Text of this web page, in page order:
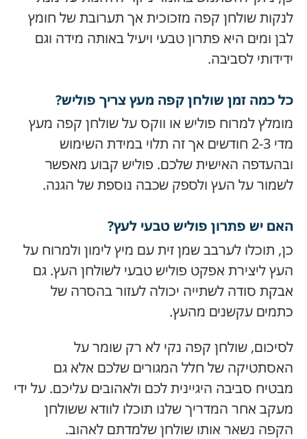
לנקות שולחן קפה מזכוכית אך תערובת של חומץ
לבן ומים היא פתרון טבעי ויעיל באותה מידה וגם
ידידותי לסביבה.
כל כמה זמן שולחן קפה מעץ צריך פוליש?
מומלץ למרוח פוליש או ווקס על שולחן קפה מעץ
מדי 2-3 חודשים אך זה תלוי במידת השימוש
ובהעדפה האישית שלכם. פוליש קבוע מאפשר
לשמור על העץ ולספק שכבה נוספת של הגנה.
האם יש פתרון פוליש טבעי לעץ?
כן, תוכלו לערבב שמן זית עם מיץ לימון ולמרוח על
העץ ליצירת אפקט פוליש טבעי לשולחן העץ. גם
אבקת סודה לשתייה יכולה לעזור בהסרה של
כתמים עקשנים מהעץ.
לסיכום, שולחן קפה נקי לא רק שומר על
האסתטיקה של חלל המגורים שלכם אלא גם
מבטיח סביבה היגיינית לכם ולאהובים עליכם. על ידי
מעקב אחר המדריך שלנו תוכלו לוודא ששולחן
הקפה נשאר אותו שולחן שלמדתם לאהוב.